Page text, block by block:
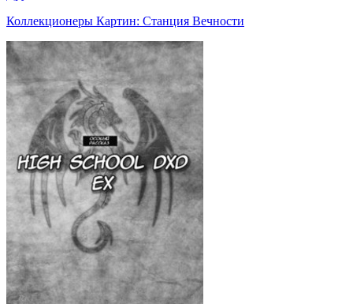
Коллекционеры Картин: Станция Вечности